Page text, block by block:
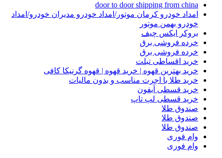
door to door shipping from china
امداد خودرو کرمان موتور/امداد خودرو مدیران خودرو/امداد
خودرو بهمن موتور
بروکر ایکس چیف
خرده فروشی برق
خرده فروشی برق
خرید اقساطی تبلت
خرید بهترین قهوه | خرید قهوه | قهوه گرنیکا کافی
خرید طلا با اجرت مناسب و بدون مالیات
خرید قسطی آیفون
خرید قسطی لپ تاپ
صندوق طلا
صندوق طلا
صندوق طلا
وام فوری
وام فوری